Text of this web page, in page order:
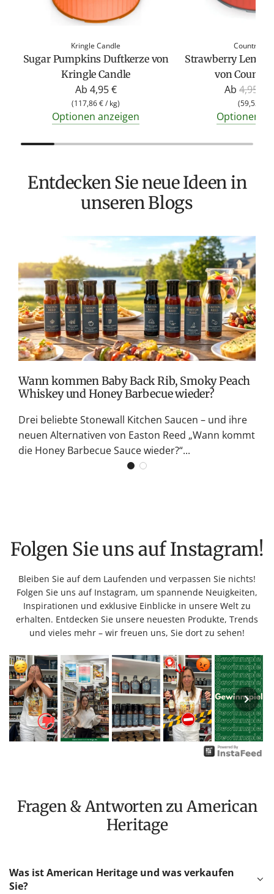
Kringle Candle
Sugar Pumpkins Duftkerze von
Kringle Candle
Ab 4,95 €
(117,86 €/ kg)
Optionen anzeigen
Country
Strawberry
von Country
Ab R
e
g
r
r
e
i
s
4,95 €
(59,52 €
Optionen
Entdecken Sie neue Ideen in
unseren Blogs
Wann kommen Baby Back Rib, Smoky Peach
Whiskey und Honey Barbecue wieder?
Drei beliebte Stonewall Kitchen Saucen – und ihre
neuen Alternativen von Easton Reed „Wann kommt
die Honey Barbecue Sauce wieder?“...
Folgen Sie uns auf Instagram!
Bleiben Sie auf dem Laufenden und verpassen Sie nichts!
Folgen Sie uns auf Instagram, um spannende Neuigkeiten,
Inspirationen und exklusive Einblicke in unsere Welt zu
erhalten. Entdecken Sie unsere neuesten Produkte, Trends
und vieles mehr – wir freuen uns, Sie dort zu sehen!
Fragen & Antworten zu American
Heritage
Was ist American Heritage und was verkaufen
Sie?